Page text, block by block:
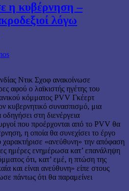
η κυβέρνηση –
λόγω
Ντικ Σχοφ ανακοίνωσε
αφού ο λαϊκιστής ηγέτης του
κόμματος PVV Γκέερτ
κυβερνητικό συνασπισμό, μια
στη διενέργεια
που προέρχονται από το PVV θα
η οποία θα συνεχίσει το έργο
«ανεύθυνη» την απόφαση
ημέρες ενημέρωσα κατ’ επανάληψη
ότι, κατ’ εμέ, η πτώση της
και είναι ανεύθυνη» είπε στους
πάντως ότι θα παραμείνει